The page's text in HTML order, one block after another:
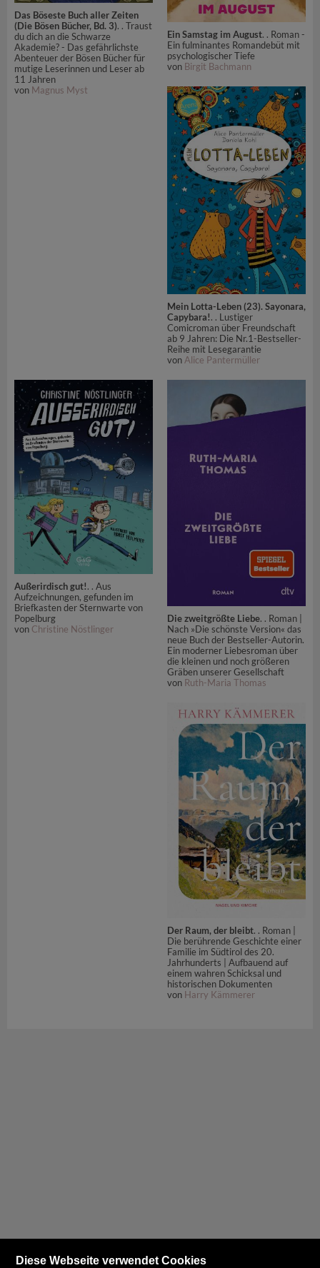
Das Böseste Buch aller Zeiten
(Die Bösen Bücher, Bd. 3). . Traust
du dich an die Schwarze
Akademie? - Das gefährlichste
Abenteuer der Bösen Bücher für
mutige Leserinnen und Leser ab
11 Jahren
von Magnus Myst
Ein Samstag im August. . Roman -
Ein fulminantes Romandebüt mit
psychologischer Tiefe
von Birgit Bachmann
Mein Lotta-Leben (23). Sayonara,
Capybara!. . Lustiger
Comicroman über Freundschaft
ab 9 Jahren: Die Nr.1-Bestseller-
Reihe mit Lesegarantie
von Alice Pantermüller
Außerirdisch gut!. . Aus
Aufzeichnungen, gefunden im
Briefkasten der Sternwarte von
Popelburg
von Christine Nöstlinger
Die zweitgrößte Liebe. . Roman |
Nach »Die schönste Version« das
neue Buch der Bestseller-Autorin.
Ein moderner Liebesroman über
die kleinen und noch größeren
Gräben unserer Gesellschaft
von Ruth-Maria Thomas
Der Raum, der bleibt. . Roman |
Die berührende Geschichte einer
Familie im Südtirol des 20.
Jahrhunderts | Aufbauend auf
einem wahren Schicksal und
historischen Dokumenten
von Harry Kämmerer
Diese Webseite verwendet Cookies